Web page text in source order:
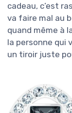
cadeau, c’est
va faire mal au
quand même à
la personne qui
un tiroir juste